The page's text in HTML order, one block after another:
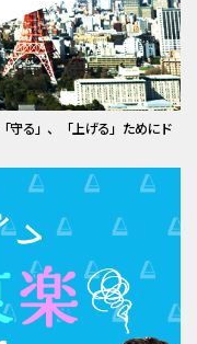
守る」、「上げる」ためにド